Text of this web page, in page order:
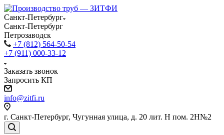
Санкт-Петербург
Санкт-Петербург
Петрозаводск
+7 (812) 564-50-54
+7 (911) 000-33-12
Заказать звонок
Запросить КП
info@zitfi.ru
г. Санкт-Петербург, Чугунная улица, д. 20 лит. Н пом. 2Н№2